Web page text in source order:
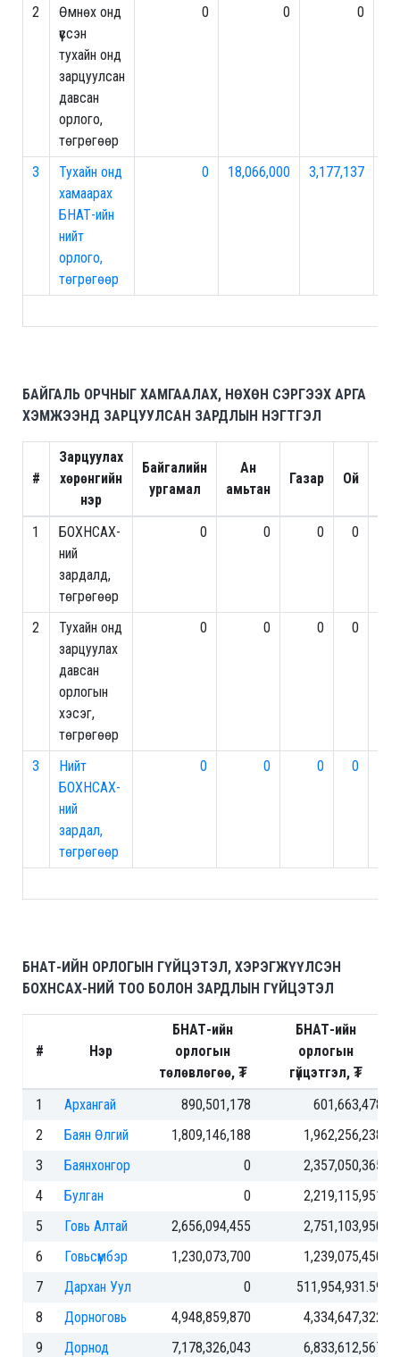
2
Өмнөх онд
үүссэн
тухайн онд
зарцуулсан
давсан
орлого,
төгрөгөөр
0 0 0
3
Тухайн онд
хамаарах
БНАТ-ийн
нийт
орлого,
төгрөгөөр
0 18,066,000 3,177,137
БАЙГАЛЬ ОРЧНЫГ ХАМГААЛАХ, НӨХӨН СЭРГЭЭХ АРГА
ХЭМЖЭЭНД ЗАРЦУУЛСАН ЗАРДЛЫН НЭГТГЭЛ
#
Зарцуулах
хөрөнгийн
нэр
Байгалийн
ургамал
Ан
амьтан
Газар Ой
1
БОХНСАХ-
ний
зардалд,
төгрөгөөр
0 0 0 0
2
Тухайн онд
зарцуулах
давсан
орлогын
хэсэг,
төгрөгөөр
0 0 0 0
3
Нийт
БОХНСАХ-
ний
зардал,
төгрөгөөр
0 0 0 0
БНАТ-ИЙН ОРЛОГЫН ГҮЙЦЭТЭЛ, ХЭРЭГЖҮҮЛСЭН
БОХНСАХ-НИЙ ТОО БОЛОН ЗАРДЛЫН ГҮЙЦЭТЭЛ
# Нэр
БНАТ-ийн
орлогын
төлөвлөгөө, ₮
БНАТ-ийн
орлогын
гүйцэтгэл, ₮
1
Архангай 890,501,178
601,663,478
2
Баян Өлгий 1,809,146,188
1,962,256,238
3
Баянхонгор 0
2,357,050,365
4
Булган 0
2,219,115,951
5
Говь Алтай 2,656,094,455
2,751,103,950
6
Говьсүмбэр 1,230,073,700
1,239,075,450
7
Дархан Уул 0
511,954,931.59
8
Дорноговь 4,948,859,870
4,334,647,322
9
Дорнод 7,178,326,043
6,833,612,567